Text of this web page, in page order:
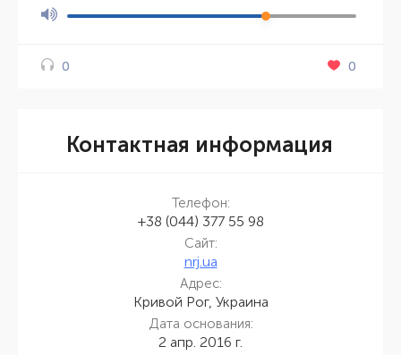
0 0
Контактная информация
Телефон:
+38 (044) 377 55 98
Сайт:
nrj.ua
Адрес:
Кривой Рог, Украина
Дата основания:
2 апр. 2016 г.